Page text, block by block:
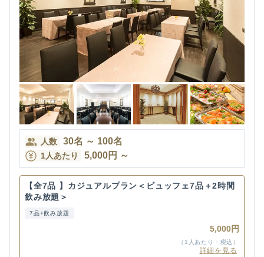
人数 30名 ～ 100名
1人あたり 5,000円 ～
【全7品 】カジュアルプラン＜ビュッフェ7品＋2時間
飲み放題＞
7品+飲み放題
5,000円
（1人あたり・税込）
詳細を見る